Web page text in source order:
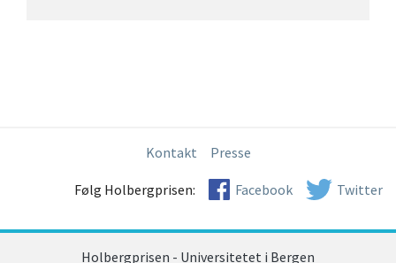
Kontakt Presse
Følg Holbergprisen: Facebook Twitter
Holbergprisen - Universitetet i Bergen